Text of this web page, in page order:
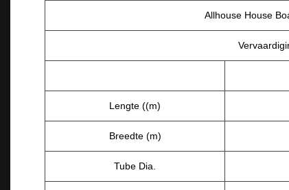
Allhouse House
Lengte ((m)
Breedte (m)
Tube Dia.